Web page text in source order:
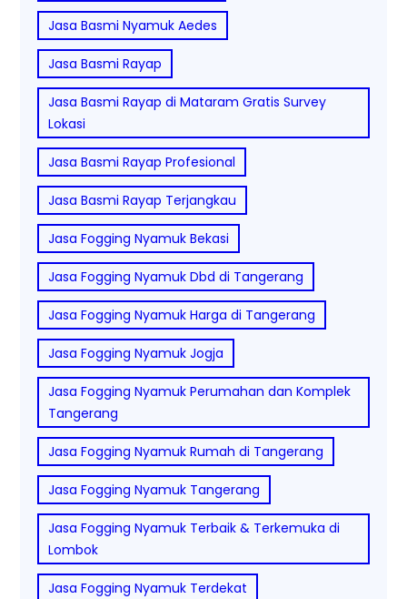
Jasa Basmi Nyamuk Aedes
Jasa Basmi Rayap
Jasa Basmi Rayap di Mataram Gratis Survey
Lokasi
Jasa Basmi Rayap Profesional
Jasa Basmi Rayap Terjangkau
Jasa Fogging Nyamuk Bekasi
Jasa Fogging Nyamuk Dbd di Tangerang
Jasa Fogging Nyamuk Harga di Tangerang
Jasa Fogging Nyamuk Jogja
Jasa Fogging Nyamuk Perumahan dan Komplek
Tangerang
Jasa Fogging Nyamuk Rumah di Tangerang
Jasa Fogging Nyamuk Tangerang
Jasa Fogging Nyamuk Terbaik & Terkemuka di
Lombok
Jasa Fogging Nyamuk Terdekat